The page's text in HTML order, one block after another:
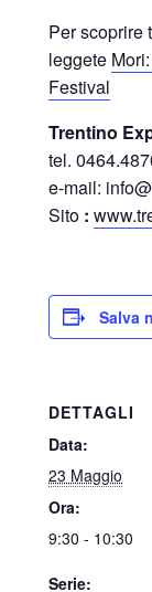
Per scoprire
leggete
Festival
Trentino
tel.
e-mail:
Sito :
Salva
DETTAGLI
Data:
23 Maggio
Ora:
9:30 - 10:30
Serie: